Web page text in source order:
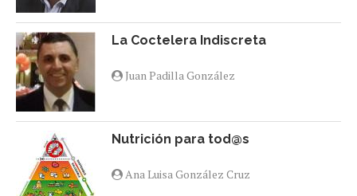
La Coctelera Indiscreta
Juan Padilla González
Nutrición para tod@s
Ana Luisa González Cruz